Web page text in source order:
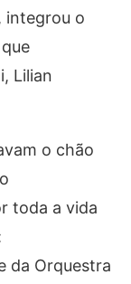
integrou o
Lilian
o chão
toda a vida
da Orquestra